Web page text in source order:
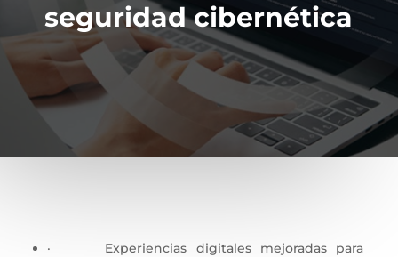
seguridad cibernética
· Experiencias digitales mejoradas para